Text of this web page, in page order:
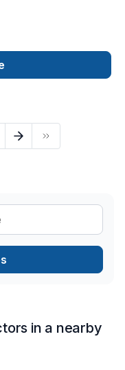
in a nearby